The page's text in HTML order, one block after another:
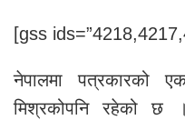
[gss
नेपालमा पत्रकारको
मिश्रकोपनि रहेको छ